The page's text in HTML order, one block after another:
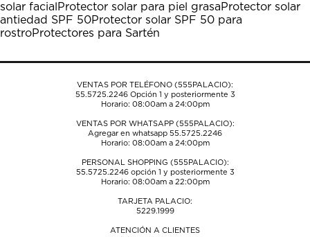
abrirá
el
formulario
envío.
abrirá
el
formulario
envío.
abrirá
el
formulario
envío.
abrirá
el
formulario
envío.
abrirá
el
formulario
envío.
solar facial Protector solar para piel grasaProtector solar
antiedad SPF 50Protector solar SPF 50 para
rostroProtectores para Sartén
VENTAS POR TELÉFONO (555PALACIO):
55.5725.2246Opción 1 y posteriormente 3
Horario: 08:00am a 24:00pm
VENTAS POR WHATSAPP (555PALACIO):
Agregar en whatsapp 55.5725.2246
Horario: 08:00am a 24:00pm
PERSONAL SHOPPING (555PALACIO):
55.5725.2246opción 1 y posteriormente 3
Horario: 08:00am a 22:00pm
TARJETA PALACIO:
5229.1999
ATENCIÓN A CLIENTES